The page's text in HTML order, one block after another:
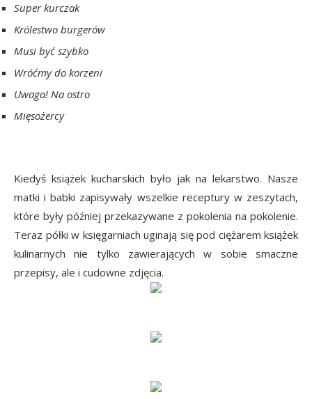
Super kurczak
Królestwo burgerów
Musi być szybko
Wróćmy do korzeni
Uwaga! Na ostro
Mięsożercy
Kiedyś książek kucharskich było jak na lekarstwo. Nasze
matki i babki zapisywały wszelkie receptury w zeszytach,
które były później przekazywane z pokolenia na pokolenie.
Teraz półki w księgarniach uginają się pod ciężarem książek
kulinarnych nie tylko zawierających w sobie smaczne
przepisy, ale i cudowne zdjęcia.